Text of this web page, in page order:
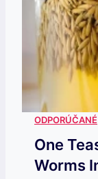
One
Worms